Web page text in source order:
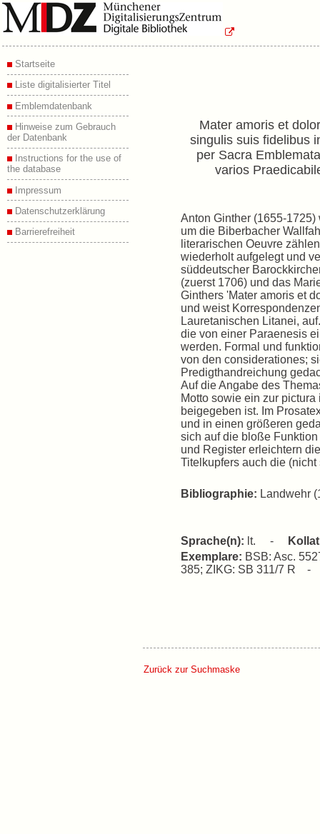
Startseite
Liste digitalisierter Titel
Emblemdatenbank
Hinweise zum Gebrauch
der Datenbank
Instructions for the use of
the database
Impressum
Datenschutzerklärung
Barrierefreiheit
Mater amoris et
singulis suis fidelibus
per Sacra
varios
Anton Ginther (1655-
um die Biberbacher
literarischen Oeuvre
wiederholt aufgelegt und
süddeutscher
(zuerst 1706) und das
Ginthers 'Mater amoris et
und weist
Lauretanischen Litanei,
die von einer Paraenesis
werden. Formal und
von den considerationes;
Predigthandreichung
Auf die Angabe des
Motto sowie ein zur
beigegeben ist. Im
und in einen größeren
sich auf die bloße
und Register erleichtern
Titelkupfers auch die
Bibliographie: Landwehr
Sprache(n): lt. -
Exemplare: BSB: Asc.
385; ZIKG: SB 311/7 R
Zurück zur Suchmaske